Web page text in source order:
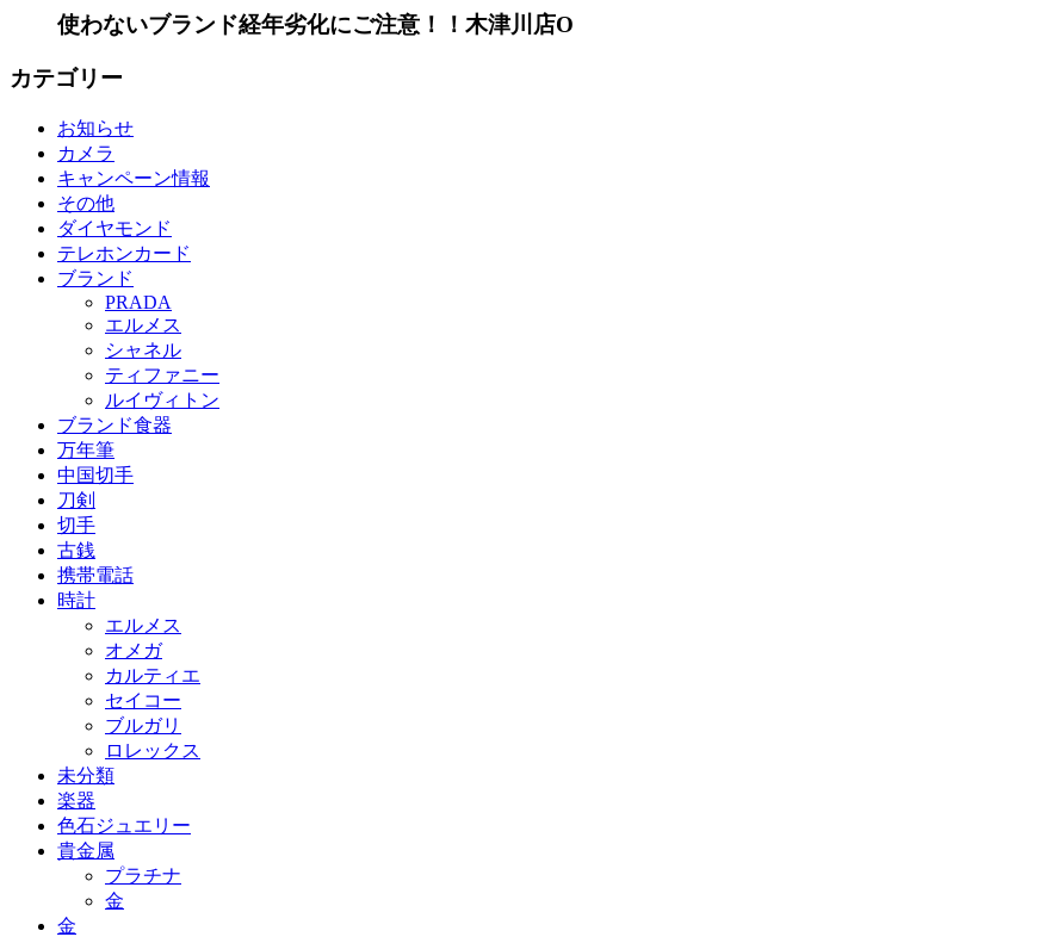
使わないブランド経年劣化にご注意！！木津川店O
カテゴリー
お知らせ
カメラ
キャンペーン情報
その他
ダイヤモンド
テレホンカード
ブランド
PRADA
エルメス
シャネル
ティファニー
ルイヴィトン
ブランド食器
万年筆
中国切手
刀剣
切手
古銭
携帯電話
時計
エルメス
オメガ
カルティエ
セイコー
ブルガリ
ロレックス
未分類
楽器
色石ジュエリー
貴金属
プラチナ
金
金